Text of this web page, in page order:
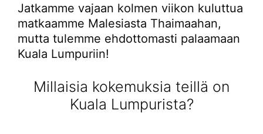
Jatkamme vajaan kolmen viikon kuluttua
matkaamme Malesiasta Thaimaahan,
mutta tulemme ehdottomasti palaamaan
Kuala Lumpuriin!
Millaisia kokemuksia teillä on
Kuala Lumpurista?